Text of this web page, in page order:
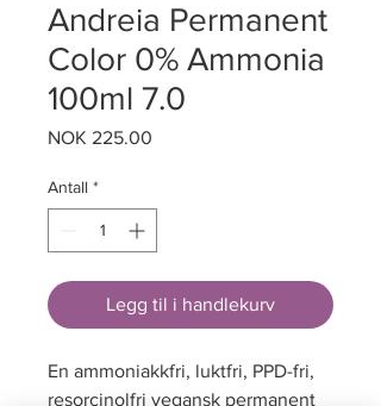
Andreia Permanent
Color 0% Ammonia
100ml 7.0
NOK 225.00
Antall *
Legg til i handlekurv
En ammoniakkfri, luktfri, PPD-fri,
resorcinolfri vegansk permanent